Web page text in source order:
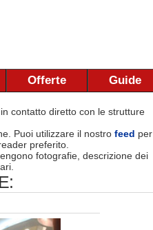
Offerte Guide
contatto diretto con le strutture
Puoi utilizzare il nostro feed per
preferito.
fotografie, descrizione dei